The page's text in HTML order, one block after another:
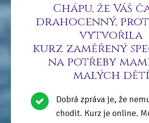
Chápu, že Váš
drahocenný,
vytvořila
kurz zaměřený
na potřeby
malých dětí
Dobrá zpráva je, že
chodit. Kurz je online.